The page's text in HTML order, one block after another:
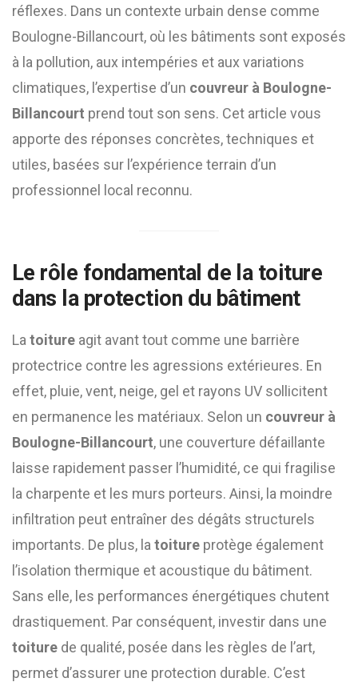
réflexes. Dans un contexte urbain dense comme
Boulogne-Billancourt, où les bâtiments sont exposés
à la pollution, aux intempéries et aux variations
climatiques, l’expertise d’un couvreur à Boulogne-
Billancourt prend tout son sens. Cet article vous
apporte des réponses concrètes, techniques et
utiles, basées sur l’expérience terrain d’un
professionnel local reconnu.
Le rôle fondamental de la toiture
dans la protection du bâtiment
La toiture agit avant tout comme une barrière
protectrice contre les agressions extérieures. En
effet, pluie, vent, neige, gel et rayons UV sollicitent
en permanence les matériaux. Selon un couvreur à
Boulogne-Billancourt, une couverture défaillante
laisse rapidement passer l’humidité, ce qui fragilise
la charpente et les murs porteurs. Ainsi, la moindre
infiltration peut entraîner des dégâts structurels
importants. De plus, la toiture protège également
l’isolation thermique et acoustique du bâtiment.
Sans elle, les performances énergétiques chutent
drastiquement. Par conséquent, investir dans une
toiture de qualité, posée dans les règles de l’art,
permet d’assurer une protection durable. C’est